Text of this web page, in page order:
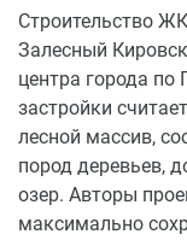
Строительство
Залесный
центра города по
застройки
лесной массив,
пород деревьев,
озер. Авторы
максимально